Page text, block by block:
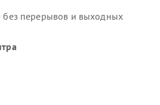
перерывов и выходных